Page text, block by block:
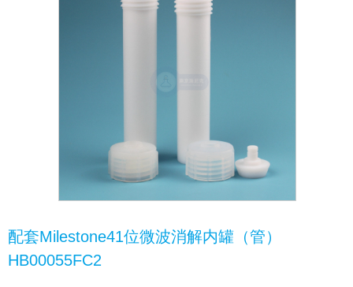
配套Milestone41位微波消解内罐（管）
HB00055FC2